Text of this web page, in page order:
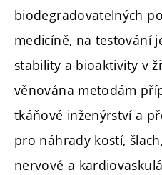
biodegradovatelných
medicíně, na testování
stability a bioaktivity v
věnována metodám
tkáňové inženýrství a
pro náhrady kostí,
nervové a